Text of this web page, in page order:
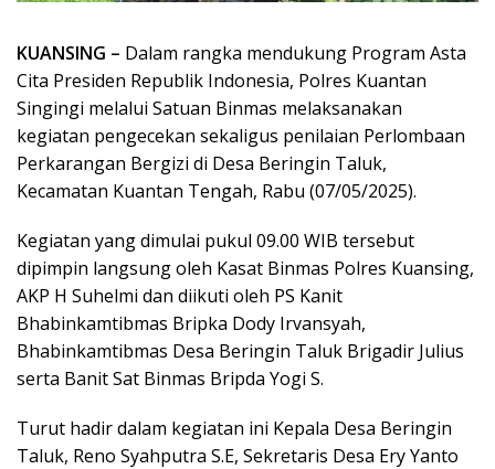
KUANSING – Dalam rangka mendukung Program Asta
Cita Presiden Republik Indonesia, Polres Kuantan
Singingi melalui Satuan Binmas melaksanakan
kegiatan pengecekan sekaligus penilaian Perlombaan
Perkarangan Bergizi di Desa Beringin Taluk,
Kecamatan Kuantan Tengah, Rabu (07/05/2025).
Kegiatan yang dimulai pukul 09.00 WIB tersebut
dipimpin langsung oleh Kasat Binmas Polres Kuansing,
AKP H Suhelmi dan diikuti oleh PS Kanit
Bhabinkamtibmas Bripka Dody Irvansyah,
Bhabinkamtibmas Desa Beringin Taluk Brigadir Julius
serta Banit Sat Binmas Bripda Yogi S.
Turut hadir dalam kegiatan ini Kepala Desa Beringin
Taluk, Reno Syahputra S.E, Sekretaris Desa Ery Yanto